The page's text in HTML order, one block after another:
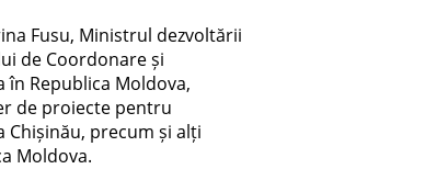
Fusu, Ministrul dezvoltării
de Coordonare și
în Republica Moldova,
de proiecte pentru
Chișinău, precum și alți
Moldova.